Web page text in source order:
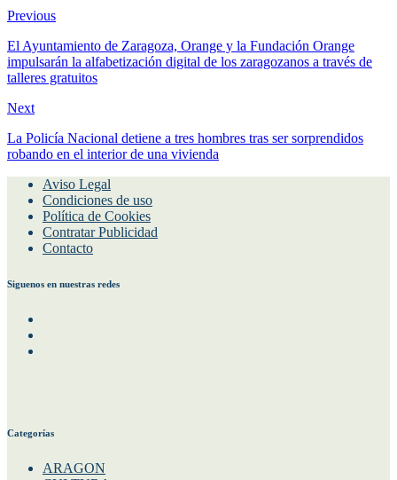
Previous
El Ayuntamiento de Zaragoza, Orange y la Fundación Orange
impulsarán la alfabetización digital de los zaragozanos a través de
talleres gratuitos
Next
La Policía Nacional detiene a tres hombres tras ser sorprendidos
robando en el interior de una vivienda
Aviso Legal
Condiciones de uso
Política de Cookies
Contratar Publicidad
Contacto
Siguenos en nuestras redes
Categorías
ARAGON